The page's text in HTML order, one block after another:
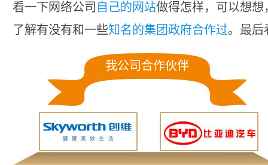
看一下网络公司 自己的网站做得怎样，可以想
了解有没有和一些知名的集团政府合作过。最后
我公司合作伙伴